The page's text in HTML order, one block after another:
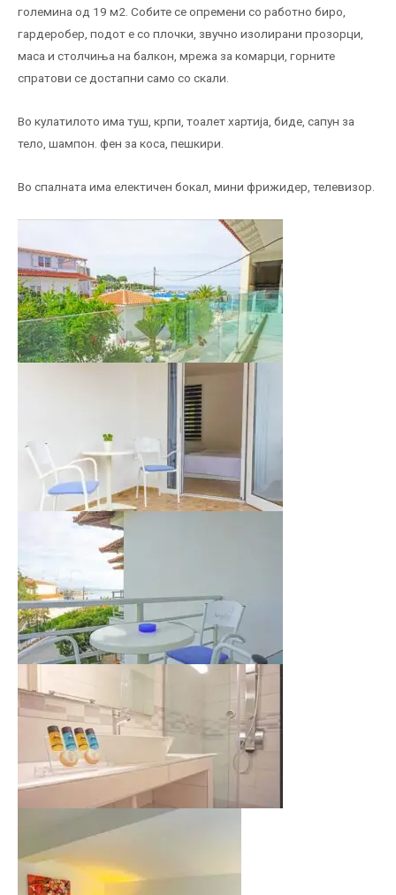
големина од 19 м2. Собите се опремени со работно биро,
гардеробер, подот е со плочки, звучно изолирани прозорци,
маса и столчиња на балкон, мрежа за комарци, горните
спратови се достапни само со скали.
Во кулатилото има туш, крпи, тоалет хартија, биде, сапун за
тело, шампон. фен за коса, пешкири.
Во спалната има електичен бокал, мини фрижидер, телевизор.